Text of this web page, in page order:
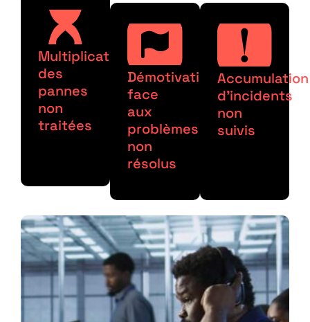
Multiplication
des
pannes
non
traitées
Démotivation
face
aux
problèmes
non
résolus
Accumulation
d’incidents
non
suivis